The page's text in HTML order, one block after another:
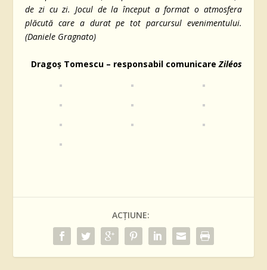
de zi cu zi. Jocul de la început a format o atmosfera
plăcută care a durat pe tot parcursul evenimentului.
(Daniele Gragnato)
Dragoș Tomescu – responsabil comunicare Ziléos
ACȚIUNE: